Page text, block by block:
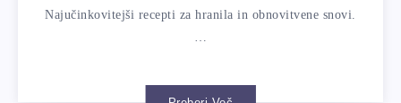
Najučinkovitejši recepti za hranila in obnovitvene snovi.
…